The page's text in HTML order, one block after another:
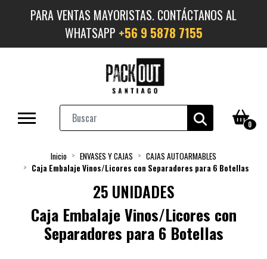
PARA VENTAS MAYORISTAS. CONTÁCTANOS AL
WHATSAPP +56 9 5878 7155
0
Inicio ENVASES Y CAJAS
CAJAS AUTOARMABLES
Caja Embalaje Vinos/Licores con Separadores para 6 Botellas
25 UNIDADES
Caja Embalaje Vinos/Licores con
Separadores para 6 Botellas